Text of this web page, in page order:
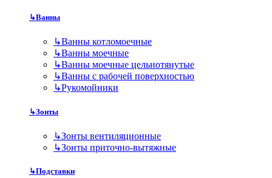
↳Ванны
↳Ванны котломоечные
↳Ванны моечные
↳Ванны моечные цельнотянутые
↳Ванны с рабочей поверхностью
↳Рукомойники
↳Зонты
↳Зонты вентиляционные
↳Зонты приточно-вытяжные
↳Подставки